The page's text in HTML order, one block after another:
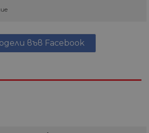
във Facebook